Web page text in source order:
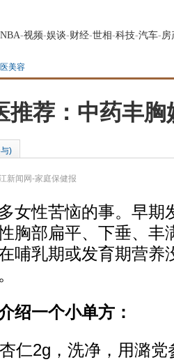
NBA-视频-娱谈-财经-世相-科技-汽车-房
美容
推荐：中药丰胸
)
新闻网-家庭保健报
性苦恼的事。早期
胸部扁平、下垂、丰
哺乳期或发育期营养
绍一个小单方：
2g，洗净，用潞党